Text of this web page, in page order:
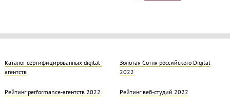
Каталог сертифицированных digital-
агентств
Золотая Cотня российского Digital
2022
Рейтинг performance-агентств 2022 Рейтинг веб-студий 2022